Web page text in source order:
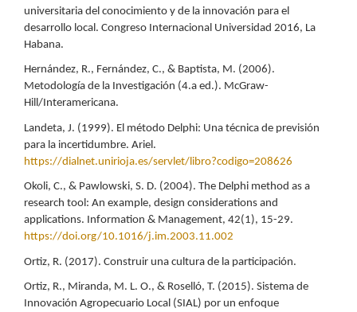
universitaria del conocimiento y de la innovación para el
desarrollo local. Congreso Internacional Universidad 2016, La
Habana.
Hernández, R., Fernández, C., & Baptista, M. (2006).
Metodología de la Investigación (4.a ed.). McGraw-
Hill/Interamericana.
Landeta, J. (1999). El método Delphi: Una técnica de previsión
para la incertidumbre. Ariel.
https://dialnet.unirioja.es/servlet/libro?codigo=208626
Okoli, C., & Pawlowski, S. D. (2004). The Delphi method as a
research tool: An example, design considerations and
applications. Information & Management, 42(1), 15-29.
https://doi.org/10.1016/j.im.2003.11.002
Ortiz, R. (2017). Construir una cultura de la participación.
Ortiz, R., Miranda, M. L. O., & Roselló, T. (2015). Sistema de
Innovación Agropecuario Local (SIAL) por un enfoque